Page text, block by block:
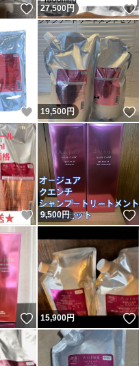
いいね！
27,500円
いいね！
19,500円
いいね！
9,500円
いいね！
15,900円